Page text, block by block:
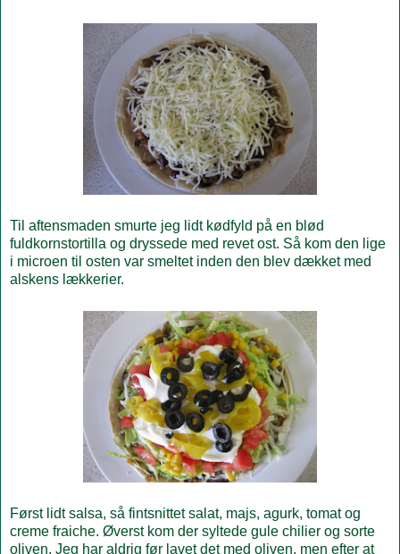
Til aftensmaden smurte jeg lidt kødfyld på en blød
fuldkornstortilla og dryssede med revet ost. Så kom den lige
i microen til osten var smeltet inden den blev dækket med
alskens lækkerier.
Først lidt salsa, så fintsnittet salat, majs, agurk, tomat og
creme fraiche. Øverst kom der syltede gule chilier og sorte
oliven. Jeg har aldrig før lavet det med oliven, men efter at